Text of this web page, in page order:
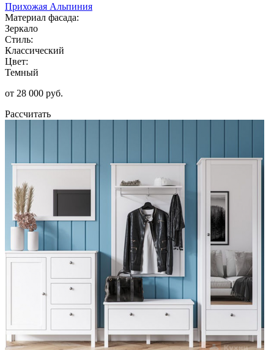
Прихожая Альпиния
Материал фасада:
Зеркало
Стиль:
Классический
Цвет:
Темный
от 28 000 руб.
Рассчитать